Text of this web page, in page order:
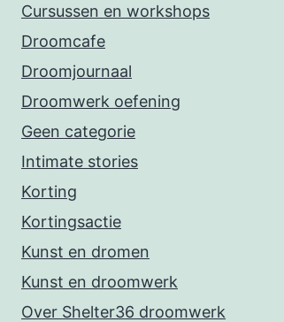
Cursussen en workshops
Droomcafe
Droomjournaal
Droomwerk oefening
Geen categorie
Intimate stories
Korting
Kortingsactie
Kunst en dromen
Kunst en droomwerk
Over Shelter36 droomwerk